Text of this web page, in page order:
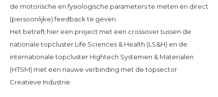
de motorische en fysiologische parameters te meten en direct
(persoonlijke) feedback te geven.
Het betreft hier een project met een crossover tussen de
nationale topcluster Life Sciences & Health (LS&H) en de
internationale topcluster Hightech Systemen & Materialen
(HTSM) met een nauwe verbinding met de topsector
Creatieve Industrie.